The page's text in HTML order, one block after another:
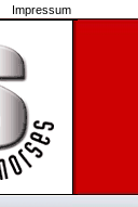
Impressum